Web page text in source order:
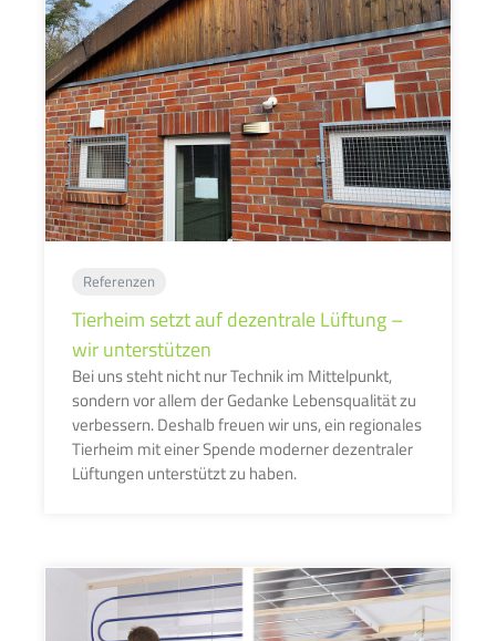
Referenzen
Tierheim setzt auf dezentrale Lüftung –
wir unterstützen
Bei uns steht nicht nur Technik im Mittelpunkt,
sondern vor allem der Gedanke Lebensqualität zu
verbessern. Deshalb freuen wir uns, ein regionales
Tierheim mit einer Spende moderner dezentraler
Lüftungen unterstützt zu haben.